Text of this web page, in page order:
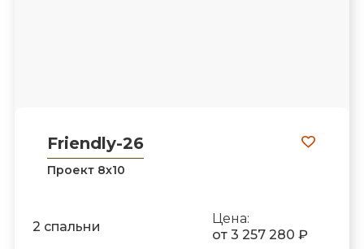
Friendly-26
Проект 8х10
2 спальни
Цена:
от 3 257 280 ₽